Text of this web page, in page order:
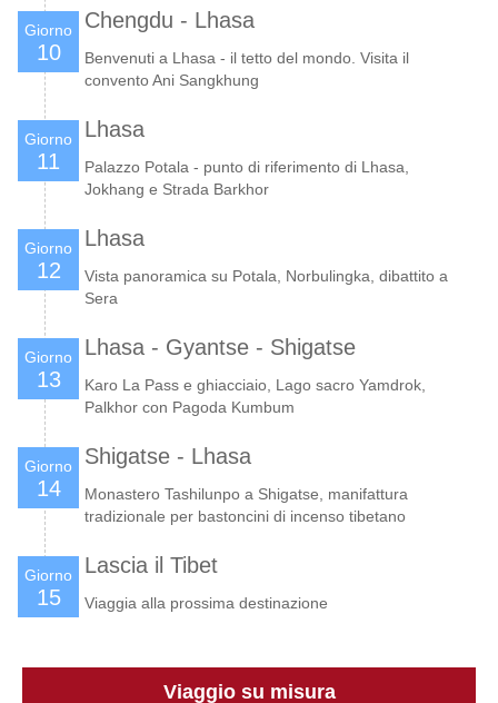
Giorno
10
Chengdu - Lhasa
Benvenuti a Lhasa - il tetto del mondo. Visita il
convento Ani Sangkhung
Giorno
11
Lhasa
Palazzo Potala - punto di riferimento di Lhasa,
Jokhang e Strada Barkhor
Giorno
12
Lhasa
Vista panoramica su Potala, Norbulingka, dibattito a
Sera
Giorno
13
Lhasa - Gyantse - Shigatse
Karo La Pass e ghiacciaio, Lago sacro Yamdrok,
Palkhor con Pagoda Kumbum
Giorno
14
Shigatse - Lhasa
Monastero Tashilunpo a Shigatse, manifattura
tradizionale per bastoncini di incenso tibetano
Giorno
15
Lascia il Tibet
Viaggia alla prossima destinazione
Viaggio su misura